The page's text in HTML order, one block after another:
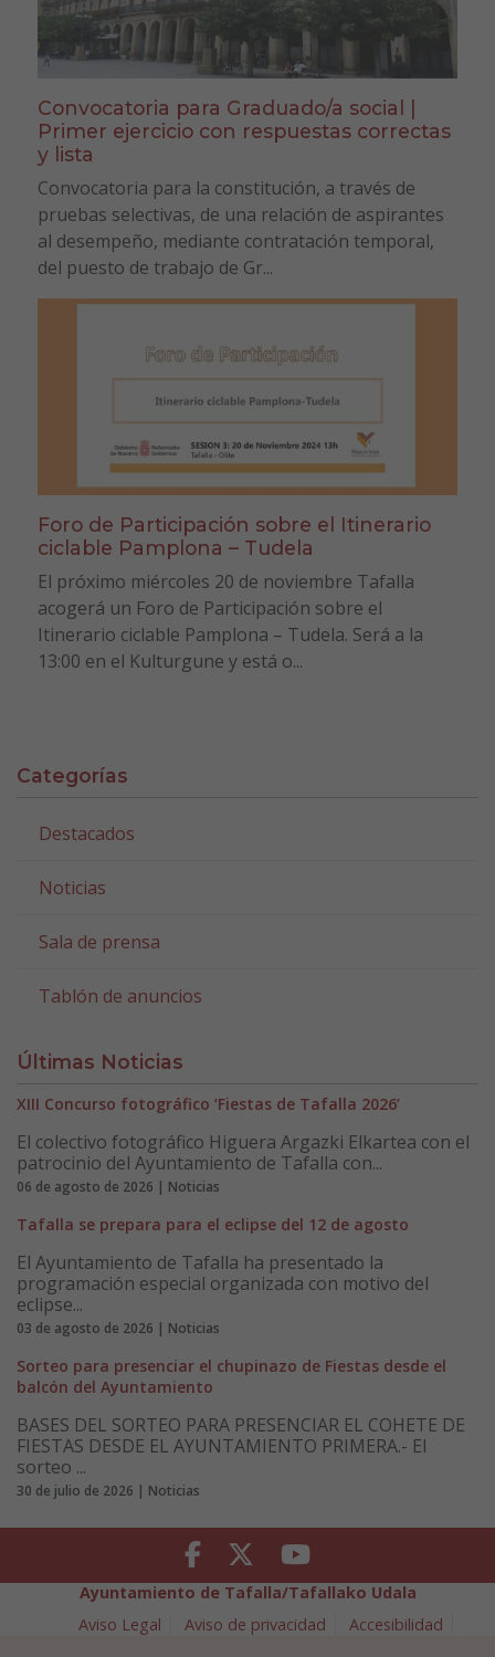
Convocatoria para Graduado/a social |
Primer ejercicio con respuestas correctas
y lista
Convocatoria para la constitución, a través de
pruebas selectivas, de una relación de aspirantes
al desempeño, mediante contratación temporal,
del puesto de trabajo de Gr...
Foro de Participación sobre el Itinerario
ciclable Pamplona – Tudela
El próximo miércoles 20 de noviembre Tafalla
acogerá un Foro de Participación sobre el
Itinerario ciclable Pamplona – Tudela. Será a la
13:00 en el Kulturgune y está o...
Categorías
Destacados
Noticias
Sala de prensa
Tablón de anuncios
Últimas Noticias
XIII Concurso fotográfico ‘Fiestas de Tafalla 2026’
El colectivo fotográfico Higuera Argazki Elkartea con el
patrocinio del Ayuntamiento de Tafalla con...
06 de agosto de 2026 | Noticias
Tafalla se prepara para el eclipse del 12 de agosto
El Ayuntamiento de Tafalla ha presentado la
programación especial organizada con motivo del
eclipse...
03 de agosto de 2026 | Noticias
Sorteo para presenciar el chupinazo de Fiestas desde el
balcón del Ayuntamiento
BASES DEL SORTEO PARA PRESENCIAR EL COHETE DE
FIESTAS DESDE EL AYUNTAMIENTO PRIMERA.- El
sorteo ...
30 de julio de 2026 | Noticias
Facebook Twitter Youtube
Ayuntamiento de Tafalla/Tafallako Udala
Aviso Legal
Aviso de privacidad
Accesibilidad